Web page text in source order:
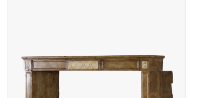
Decoratieve Outdoor
Objecten